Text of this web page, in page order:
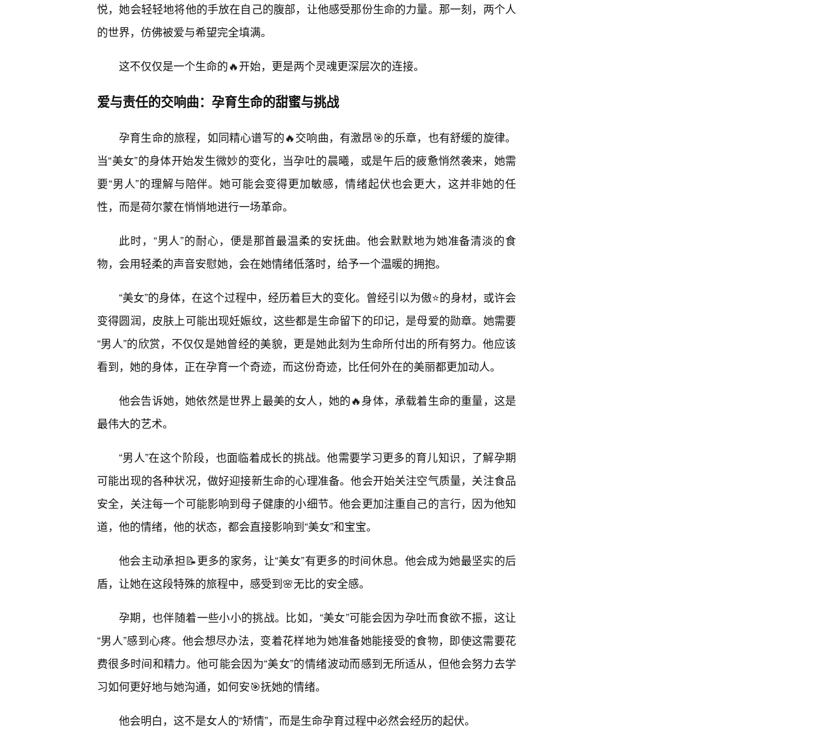
悦，她会轻轻地将他的手放在自己的腹部，让他感受那份生命的力量。那一刻，两个人
的世界，仿佛被爱与希望完全填满。
这不仅仅是一个生命的🔥开始，更是两个灵魂更深层次的连接。
爱与责任的交响曲：孕育生命的甜蜜与挑战
孕育生命的旅程，如同精心谱写的🔥交响曲，有激昂🎯的乐章，也有舒缓的旋律。
当“美女”的身体开始发生微妙的变化，当孕吐的晨曦，或是午后的疲惫悄然袭来，她需
要“男人”的理解与陪伴。她可能会变得更加敏感，情绪起伏也会更大，这并非她的任
性，而是荷尔蒙在悄悄地进行一场革命。
此时，“男人”的耐心，便是那首最温柔的安抚曲。他会默默地为她准备清淡的食
物，会用轻柔的声音安慰她，会在她情绪低落时，给予一个温暖的拥抱。
“美女”的身体，在这个过程中，经历着巨大的变化。曾经引以为傲⭐的身材，或许会
变得圆润，皮肤上可能出现妊娠纹，这些都是生命留下的印记，是母爱的勋章。她需要
“男人”的欣赏，不仅仅是她曾经的美貌，更是她此刻为生命所付出的所有努力。他应该
看到，她的身体，正在孕育一个奇迹，而这份奇迹，比任何外在的美丽都更加动人。
他会告诉她，她依然是世界上最美的女人，她的🔥身体，承载着生命的重量，这是
最伟大的艺术。
“男人”在这个阶段，也面临着成长的挑战。他需要学习更多的育儿知识，了解孕期
可能出现的各种状况，做好迎接新生命的心理准备。他会开始关注空气质量，关注食品
安全，关注每一个可能影响到母子健康的小细节。他会更加注重自己的言行，因为他知
道，他的情绪，他的状态，都会直接影响到“美女”和宝宝。
他会主动承担📝更多的家务，让“美女”有更多的时间休息。他会成为她最坚实的后
盾，让她在这段特殊的旅程中，感受到🌸无比的安全感。
孕期，也伴随着一些小小的挑战。比如，“美女”可能会因为孕吐而食欲不振，这让
“男人”感到心疼。他会想尽办法，变着花样地为她准备她能接受的食物，即使这需要花
费很多时间和精力。他可能会因为“美女”的情绪波动而感到无所适从，但他会努力去学
习如何更好地与她沟通，如何安🎯抚她的情绪。
他会明白，这不是女人的“矫情”，而是生命孕育过程中必然会经历的起伏。